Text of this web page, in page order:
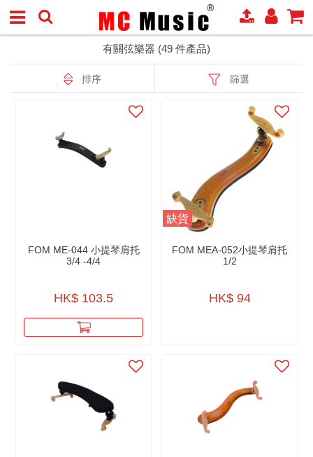
有關弦樂器 (49 件產品)
排序 篩選
FOM ME-044 小提琴肩托
3/4 -4/4
HK$ 103.5
缺貨
FOM MEA-052小提琴肩托
1/2
HK$ 94